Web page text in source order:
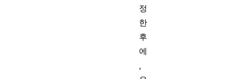
정
한
후
에
,